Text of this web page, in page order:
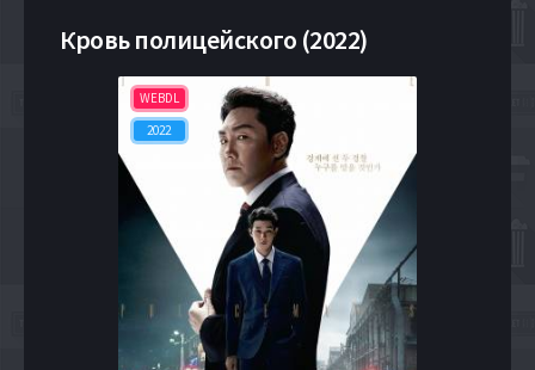
Кровь полицейского (2022)
WEBDL
2022